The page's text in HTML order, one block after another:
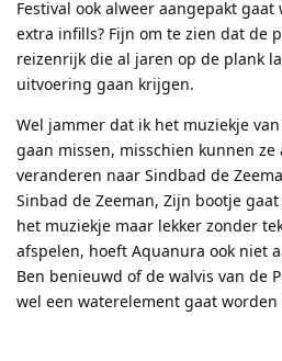
Festival ook alweer aangepakt
extra infills? Fijn om te zien dat de
reizenrijk die al jaren op de plank
uitvoering gaan krijgen.
Wel jammer dat ik het muziekje
gaan missen, misschien kunnen ze
veranderen naar Sindbad de
Sinbad de Zeeman, Zijn bootje
het muziekje maar lekker zonder
afspelen, hoeft Aquanura ook niet
Ben benieuwd of de walvis van de
wel een waterelement gaat